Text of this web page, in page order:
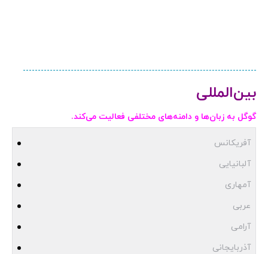
بین‌المللی
گوگل به زبان‌ها و دامنه‌های مختلفی فعالیت می‌کند.
آفریکانس
آلبانیایی
آمهاری
عربی
آرامی
آذربایجانی